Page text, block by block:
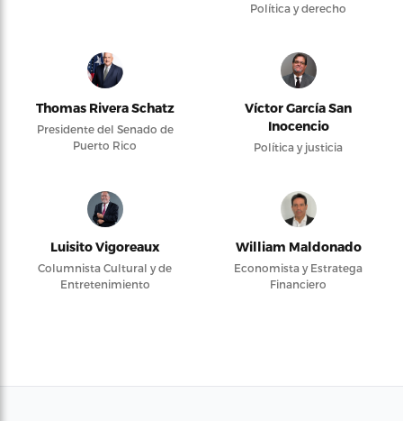
Política y derecho
Thomas Rivera Schatz
Presidente del Senado de
Puerto Rico
Víctor García San
Inocencio
Política y justicia
Luisito Vigoreaux
Columnista Cultural y de
Entretenimiento
William Maldonado
Economista y Estratega
Financiero